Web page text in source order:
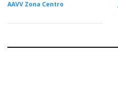
AAVV Zona Centro